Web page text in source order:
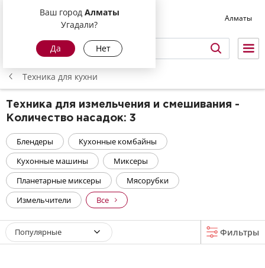
Ваш город Алматы
Угадали?
Да Нет
Алматы
Техника для кухни
Техника для измельчения и смешивания -
Количество насадок: 3
Блендеры
Кухонные комбайны
Кухонные машины
Миксеры
Планетарные миксеры
Мясорубки
Измельчители
Все
Популярные Фильтры